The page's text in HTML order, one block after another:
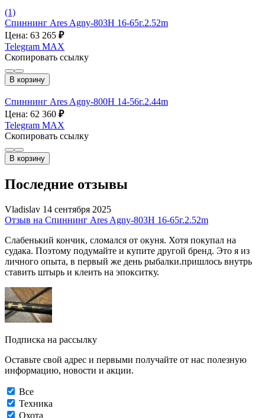
(1)
Спиннинг Ares Agny-803H 16-65г.2.52m
Цена: 63 265 ₽
Telegram MAX
Скопировать ссылку
В корзину
Спиннинг Ares Agny-800H 14-56г.2.44m
Цена: 62 360 ₽
Telegram MAX
Скопировать ссылку
В корзину
Последние отзывы
Vladislav 14 сентября 2025
Отзыв на Спиннинг Ares Agny-803H 16-65г.2.52m
Слабенький кончик, сломался от окуня. Хотя покупал на
судака. Поэтому подумайте и купите другой бренд. Это я из
личного опыта, в первый же день рыбалки.пришлось внутрь
ставить штырь и клеить на эпокситку.
Подписка на рассылку
Оставьте свой адрес и первыми получайте от нас полезную
информацию, новости и акции.
Все
Техника
Охота